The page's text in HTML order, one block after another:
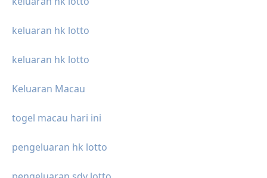
keluaran hk lotto
keluaran hk lotto
Keluaran Macau
togel macau hari ini
pengeluaran hk lotto